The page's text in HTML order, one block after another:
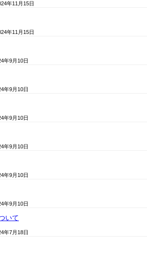
年11月15日
年11月15日
年9月10日
年9月10日
年9月10日
年9月10日
年9月10日
年9月10日
いて
年7月18日